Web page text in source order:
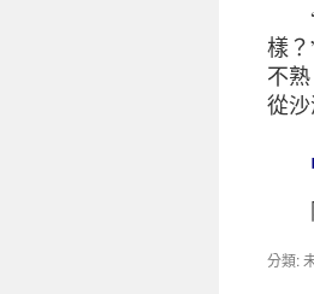
“
樣
不
從
陜
分類: